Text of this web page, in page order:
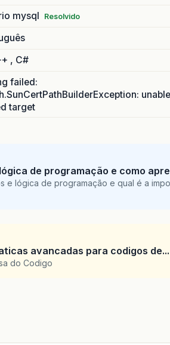
mysql Resolvido
, C#
failed:
target
de programação e como
e lógica de programação e qual é a
avancadas para codigos de...
do Codigo